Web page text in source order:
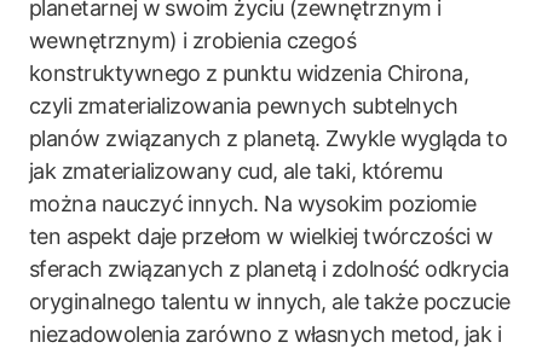
planetarnej w swoim życiu (zewnętrznym i
wewnętrznym) i zrobienia czegoś
konstruktywnego z punktu widzenia Chirona,
czyli zmaterializowania pewnych subtelnych
planów związanych z planetą. Zwykle wygląda to
jak zmaterializowany cud, ale taki, któremu
można nauczyć innych. Na wysokim poziomie
ten aspekt daje przełom w wielkiej twórczości w
sferach związanych z planetą i zdolność odkrycia
oryginalnego talentu w innych, ale także poczucie
niezadowolenia zarówno z własnych metod, jak i